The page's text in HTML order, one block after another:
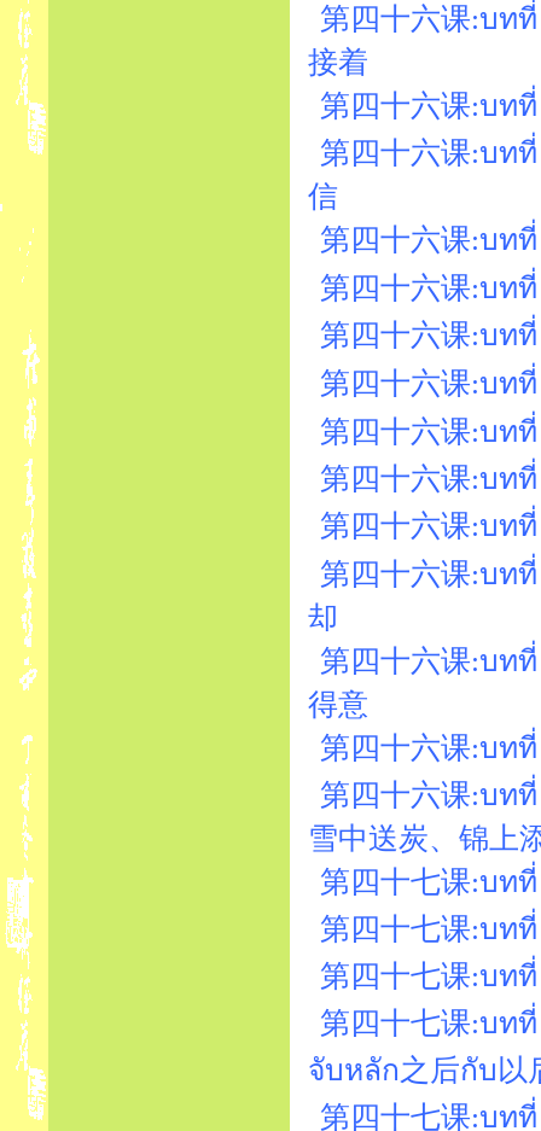
第四十六课:บท
接着
第四十六课:บท
第四十六课:บท
信
第四十六课:บท
第四十六课:บท
第四十六课:บท
第四十六课:บท
第四十六课:บท
第四十六课:บท
第四十六课:บท
第四十六课:บท
却
第四十六课:บท
得意
第四十六课:บท
第四十六课:บท
雪中送炭、锦上
第四十七课:บท
第四十七课:บท
第四十七课:บท
第四十七课:บท
จับหลัก之后กับ以
第四十七课:บท